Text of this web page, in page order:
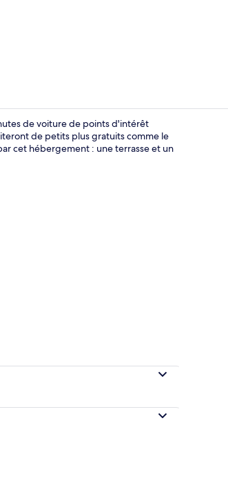
de voiture de points d'intérêt
de petits plus gratuits comme le
cet hébergement : une terrasse et un